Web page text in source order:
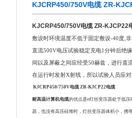
KJCRP450/750V电缆 ZR-
KJCRP450/750V电缆 ZR-KJCP22
敷设时环境温度不低于固定敷设-40度,
直流500V电压试验稳定充电1分钟后绝
间以及屏蔽之间应经受50赫兹，进行直
在运行时发射X射线，所以试验人员应
KJCRP450/750V电缆 ZR-KJCP22电缆
耐高温计算机电缆的优点是e灯丝变压器处于低
器，也没有高压硅堆时，灯丝变压器体积小，携